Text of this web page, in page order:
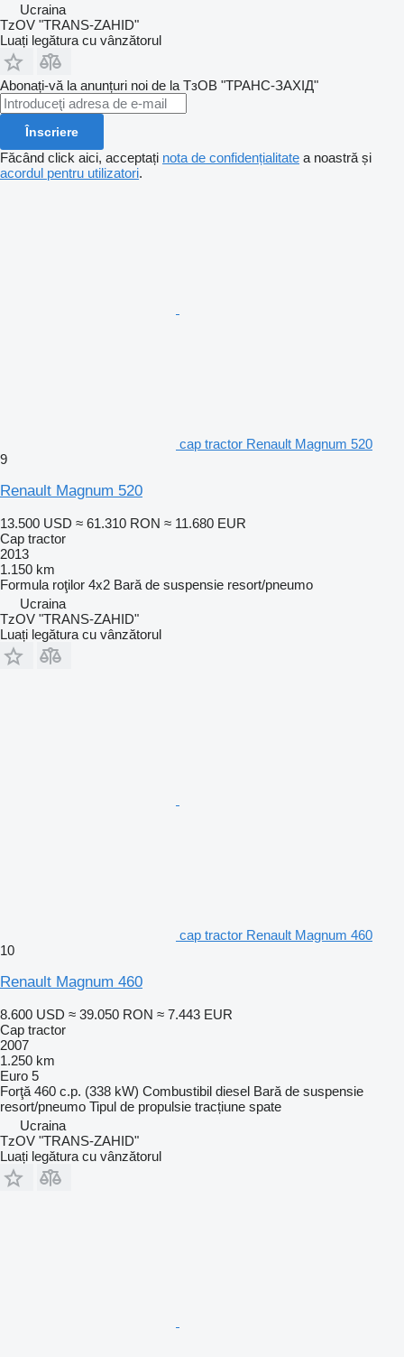
Ucraina
TzOV "TRANS-ZAHID"
Luați legătura cu vânzătorul
Abonați-vă la anunțuri noi de la ТзОВ "ТРАНС-ЗАХІД"
Înscriere
Făcând click aici, acceptați nota de confidențialitate a noastră și
acordul pentru utilizatori.
cap tractor Renault Magnum 520
9
Renault Magnum 520
13.500 USD ≈ 61.310 RON ≈ 11.680 EUR
Cap tractor
2013
1.150 km
Formula roţilor 4x2 Bară de suspensie resort/pneumo
Ucraina
TzOV "TRANS-ZAHID"
Luați legătura cu vânzătorul
cap tractor Renault Magnum 460
10
Renault Magnum 460
8.600 USD ≈ 39.050 RON ≈ 7.443 EUR
Cap tractor
2007
1.250 km
Euro 5
Forţă 460 c.p. (338 kW) Combustibil diesel Bară de suspensie
resort/pneumo Tipul de propulsie tracțiune spate
Ucraina
TzOV "TRANS-ZAHID"
Luați legătura cu vânzătorul